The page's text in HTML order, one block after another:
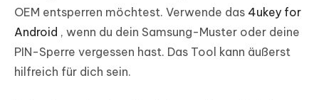
OEM entsperren möchtest. Verwende das 4ukey for
Android , wenn du dein Samsung-Muster oder deine
PIN-Sperre vergessen hast. Das Tool kann äußerst
hilfreich für dich sein.